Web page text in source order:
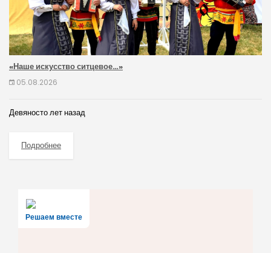
«Наше искусство ситцевое…»
05.08.2026
Девяносто лет назад
Подробнее
Решаем вместе